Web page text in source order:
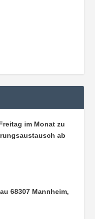
im Monat zu
ab
68307 Mannheim,